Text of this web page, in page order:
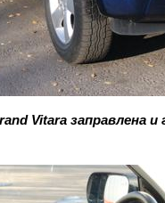
Vitara заправлена